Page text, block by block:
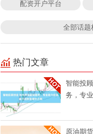
配资开户平台
全部话题
热门文章
智能投
务，专
原油期